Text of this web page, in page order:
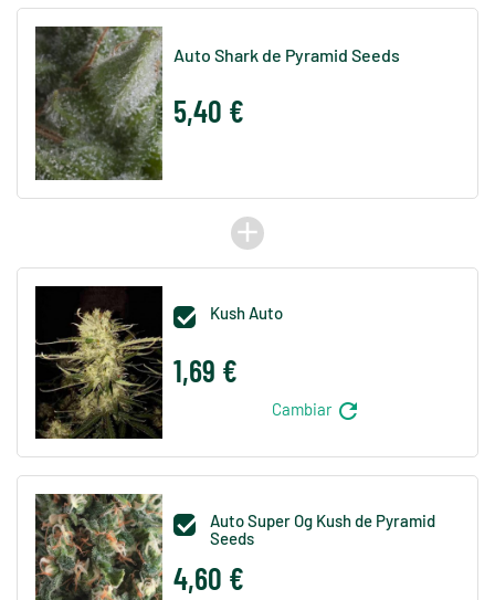
Auto Shark de Pyramid Seeds
5,40 €
add
 Kush Auto
1,69 €
Cambiar refresh

Auto Super Og Kush de Pyramid
Seeds
4,60 €